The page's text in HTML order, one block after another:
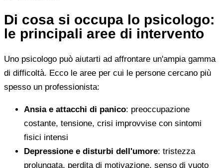
Di cosa si occupa lo psicologo:
le principali aree di intervento
Uno psicologo può aiutarti ad affrontare un'ampia gamma
di difficoltà. Ecco le aree per cui le persone cercano più
spesso un professionista:
Ansia e attacchi di panico: preoccupazione
costante, tensione, crisi improvvise con sintomi
fisici intensi
Depressione e disturbi dell'umore: tristezza
prolungata, perdita di motivazione, senso di vuoto